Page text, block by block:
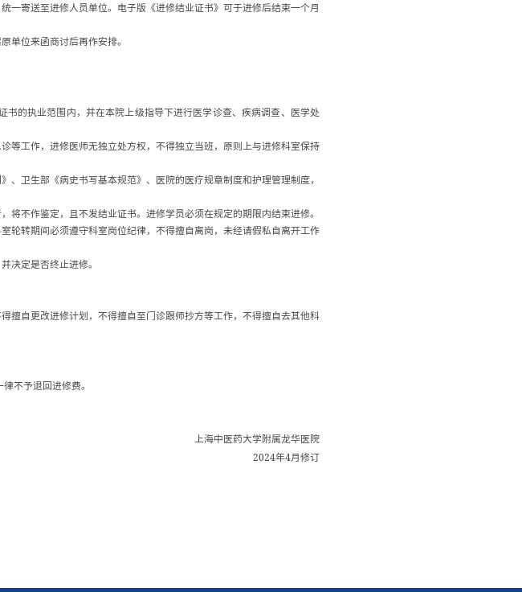
一寄送至进修人员单位。电子版《进修结业证书》可于进修后结束一个月
单位来函商讨后再作安排。
的执业范围内，并在本院上级指导下进行医学诊查、疾病调查、医学处
等工作，进修医师无独立处方权，不得独立当班，原则上与进修科室保持
卫生部《病史书写基本规范》、医院的医疗规章制度和护理管理制度，
不作鉴定，且不发结业证书。进修学员必须在规定的期限内结束进修。
轮转期间必须遵守科室岗位纪律，不得擅自离岗，未经请假私自离开工作
决定是否终止进修。
擅自更改进修计划，不得擅自至门诊跟师抄方等工作，不得擅自去其他科
不予退回进修费。
上海中医药大学附属龙华医院
2024年4月修订